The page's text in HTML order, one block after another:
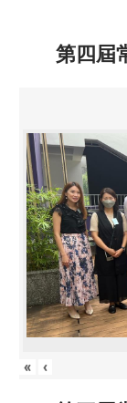
第四
« ‹